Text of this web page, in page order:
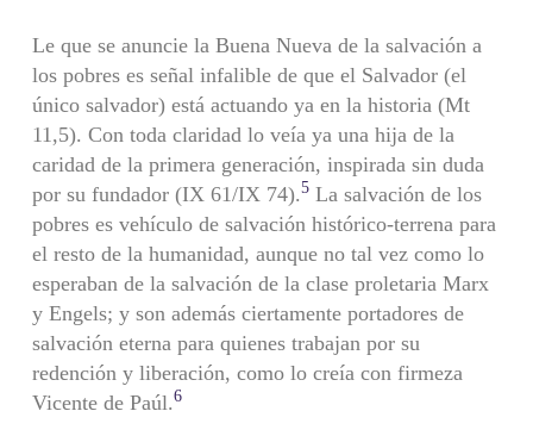
Le que se anuncie la Buena Nueva de la salvación a
los pobres es señal infalible de que el Salvador (el
único salvador) está actuando ya en la historia (Mt
11,5). Con toda claridad lo veía ya una hija de la
caridad de la primera generación, inspirada sin duda
por su fundador (IX 61/IX 74).5La salvación de los
pobres es vehículo de salvación histórico-terrena para
el resto de la humanidad, aunque no tal vez como lo
esperaban de la salvación de la clase proletaria Marx
y Engels; y son además ciertamente portadores de
salvación eterna para quienes trabajan por su
redención y liberación, como lo creía con firmeza
Vicente de Paúl.6